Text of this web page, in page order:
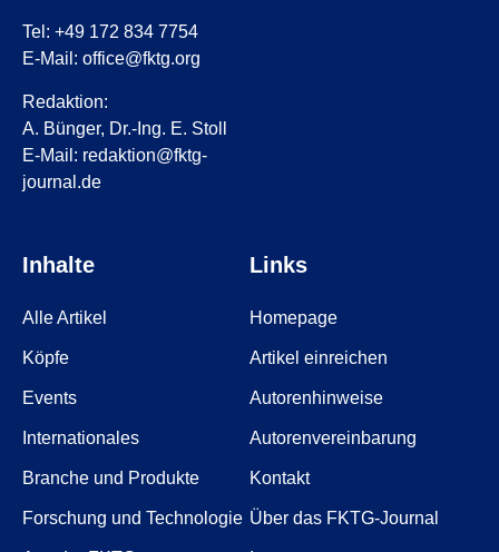
Tel: +49 172 834 7754
E-Mail: office@fktg.org
Redaktion:
A. Bünger, Dr.-Ing. E. Stoll
E-Mail: redaktion@fktg-
journal.de
Inhalte
Alle Artikel
Köpfe
Events
Internationales
Branche und Produkte
Forschung und Technologie
Links
Homepage
Artikel einreichen
Autorenhinweise
Autorenvereinbarung
Kontakt
Über das FKTG-Journal